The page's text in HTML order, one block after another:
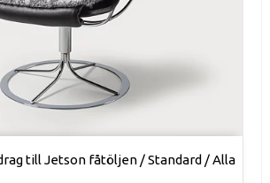
till Jetson fåtöljen / Standard / Alla